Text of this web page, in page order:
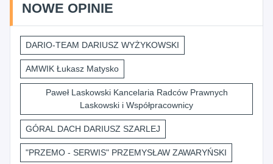
NOWE OPINIE
DARIO-TEAM DARIUSZ WYŻYKOWSKI
AMWIK Łukasz Matysko
Paweł Laskowski Kancelaria Radców Prawnych
Laskowski i Współpracownicy
GÓRAL DACH DARIUSZ SZARLEJ
"PRZEMO - SERWIS" PRZEMYSŁAW ZAWARYŃSKI